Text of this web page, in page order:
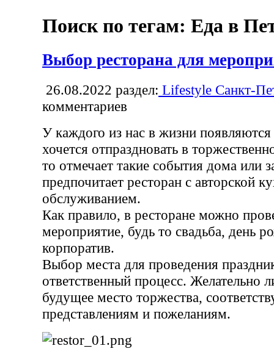
Поиск по тегам: Еда в
Выбор ресторана для
26.08.2022 раздел: Lifestyle Санкт-
комментариев
У каждого из нас в жизни
хочется отпраздновать в
то отмечает такие события дома или
предпочитает ресторан с авторской
обслуживанием.
Как правило, в ресторане можно
мероприятие, будь то свадьба, день
корпоратив.
Выбор места для проведения
ответственный процесс. Желательно
будущее место торжества,
представлениям и пожеланиям.